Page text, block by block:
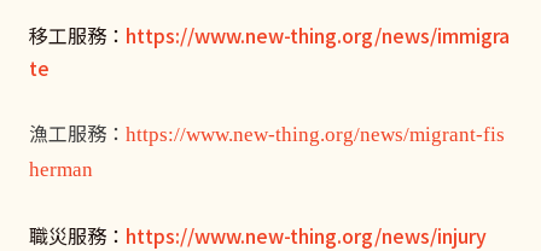
移工服務： https://www.new-thing.org/news/immigra
te
漁工服務： https://www.new-thing.org/news/migrant-fis
herman
職災服務： https://www.new-thing.org/news/injury